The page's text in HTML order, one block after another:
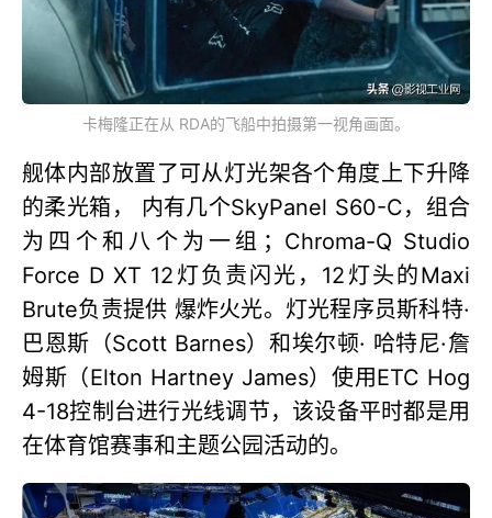
卡梅隆正在从 RDA的飞船中拍摄第一视角画面。
舰体内部放置了可从灯光架各个角度上下升降
的柔光箱， 内有几个SkyPanel S60-C，组合
为四个和八个为一组；Chroma-Q Studio
Force D XT 12灯负责闪光，12灯头的Maxi
Brute负责提供 爆炸火光。灯光程序员斯科特·
巴恩斯（Scott Barnes）和埃尔顿· 哈特尼·詹
姆斯（Elton Hartney James）使用ETC Hog
4-18控制台进行光线调节，该设备平时都是用
在体育馆赛事和主题公园活动的。